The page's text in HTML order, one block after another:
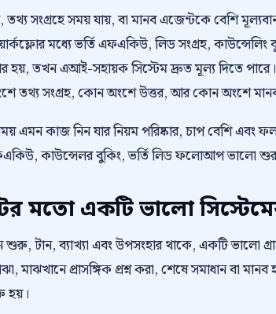
তথ্য সংগ্রহে সময় যায়, বা মানব এজেন্টকে বেশি
মধ্যে ভর্তি এফএকিউ, লিড সংগ্রহ, কাউন্সেলিং
তখন এআই-সহায়ক সিস্টেম দ্রুত মূল্য দিতে
তথ্য সংগ্রহ, কোন অংশে উত্তর, আর কোন অংশে মানব
এমন কাজ নিন যার নিয়ম পরিষ্কার, চাপ বেশি এবং
এফএকিউ, কাউন্সেলর বুকিং, ভর্তি লিড ফলোআপ ভালো
মতো একটি ভালো
শুরু, টান, ব্যাখ্যা এবং উপসংহার থাকে, একটি ভালো
মাঝখানে প্রাসঙ্গিক প্রশ্ন করা, শেষে সমাধান বা
হয়।